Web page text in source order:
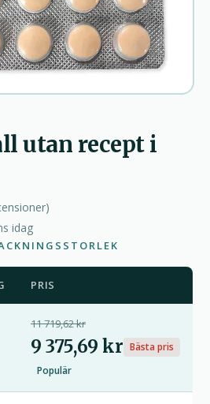
utan recept i
)
idag
PRIS
11 719,62 kr
9 375,69 kr Bästa pris
Populär